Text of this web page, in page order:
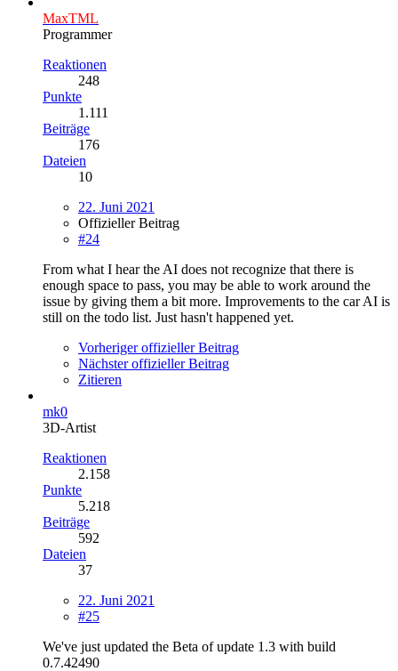
MaxTML
Programmer
Reaktionen
248
Punkte
1.111
Beiträge
176
Dateien
10
22. Juni 2021
Offizieller Beitrag
#24
From what I hear the AI does not recognize that there is
enough space to pass, you may be able to work around the
issue by giving them a bit more. Improvements to the car AI is
still on the todo list. Just hasn't happened yet.
Vorheriger offizieller Beitrag
Nächster offizieller Beitrag
Zitieren
mk0
3D-Artist
Reaktionen
2.158
Punkte
5.218
Beiträge
592
Dateien
37
22. Juni 2021
#25
We've just updated the Beta of update 1.3 with build
0.7.42490